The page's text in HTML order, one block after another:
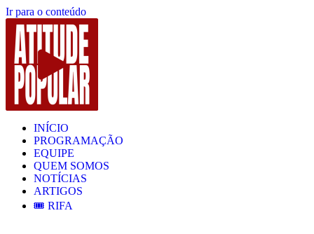
Ir para o conteúdo
INÍCIO
PROGRAMAÇÃO
EQUIPE
QUEM SOMOS
NOTÍCIAS
ARTIGOS
🎟️ RIFA